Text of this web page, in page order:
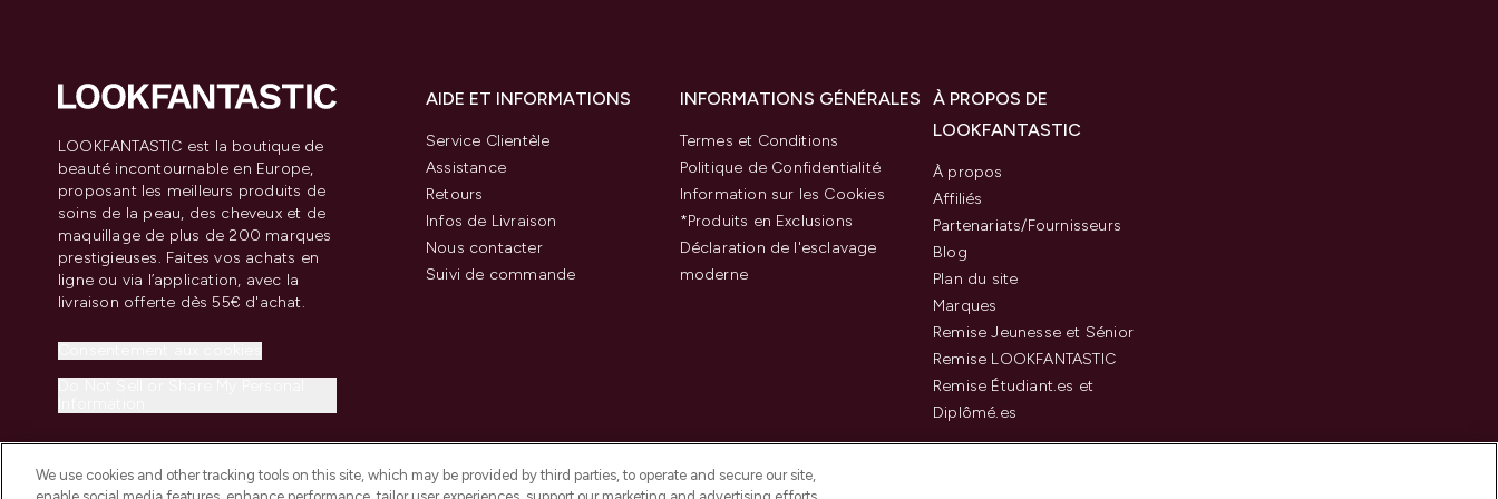
LOOKFANTASTIC est la boutique de
beauté incontournable en Europe,
proposant les meilleurs produits de
soins de la peau, des cheveux et de
maquillage de plus de 200 marques
prestigieuses. Faites vos achats en
ligne ou via l’application, avec la
livraison offerte dès 55€ d'achat.
AIDE ET INFORMATIONS
Service Clientèle
Assistance
Retours
Infos de Livraison
Nous contacter
Suivi de commande
INFORMATIONS GÉNÉRALES
Termes et Conditions
Politique de Confidentialité
Information sur les Cookies
*Produits en Exclusions
Déclaration de l'esclavage
moderne
À PROPOS DE
LOOKFANTASTIC
À propos
Affiliés
Partenariats/Fournisseurs
Blog
Plan du site
Marques
Remise Jeunesse et Sénior
Remise LOOKFANTASTIC
Remise Étudiant.es et
Diplômé.es
We use cookies and other tracking tools on this site, which may be provided by third parties, to operate and secure our site,